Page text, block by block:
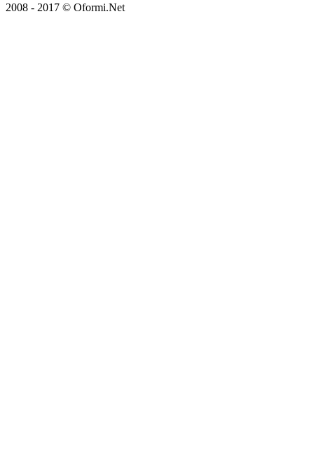
2008 - 2017 © Oformi.Net